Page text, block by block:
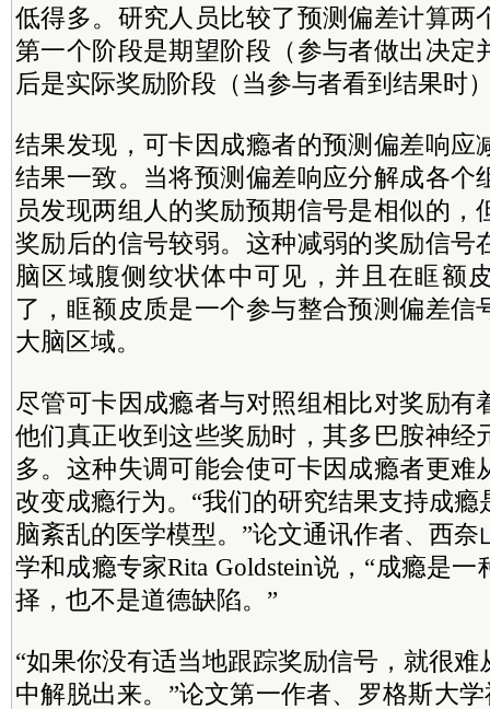
低得多。研究人员比较了预测偏差计算两
第一个阶段是期望阶段（参与者做出决定
后是实际奖励阶段（当参与者看到结果时
结果发现，可卡因成瘾者的预测偏差响应
结果一致。当将预测偏差响应分解成各个
员发现两组人的奖励预期信号是相似的，
奖励后的信号较弱。这种减弱的奖励信号
脑区域腹侧纹状体中可见，并且在眶额
了，眶额皮质是一个参与整合预测偏差信
大脑区域。
尽管可卡因成瘾者与对照组相比对奖励有
他们真正收到这些奖励时，其多巴胺神经
多。这种失调可能会使可卡因成瘾者更难
改变成瘾行为。“我们的研究结果支持成
脑紊乱的医学模型。”论文通讯作者、西
学和成瘾专家Rita Goldstein说，“成瘾是
择，也不是道德缺陷。”
“如果你没有适当地跟踪奖励信号，就很
中解脱出来。”论文第一作者、罗格斯大